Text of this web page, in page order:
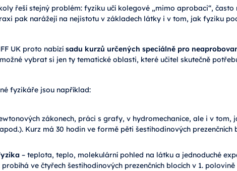
řeší stejný problém: fyziku učí kolegové „mimo aprobaci“,
pak narážejí na nejistotu v základech látky i v tom, jak fyziku
UK proto nabízí sadu kurzů určených speciálně pro
vybrat si jen ty tematické oblasti, které učitel skutečně
fyzikáře jsou například:
zákonech, práci s grafy, v hydromechanice, ale i v tom,
Kurz má 30 hodin ve formě pěti šestihodinových
– teplota, teplo, molekulární pohled na látku a jednoduché
ve čtyřech šestihodinových prezenčních blocích v 1. polovině